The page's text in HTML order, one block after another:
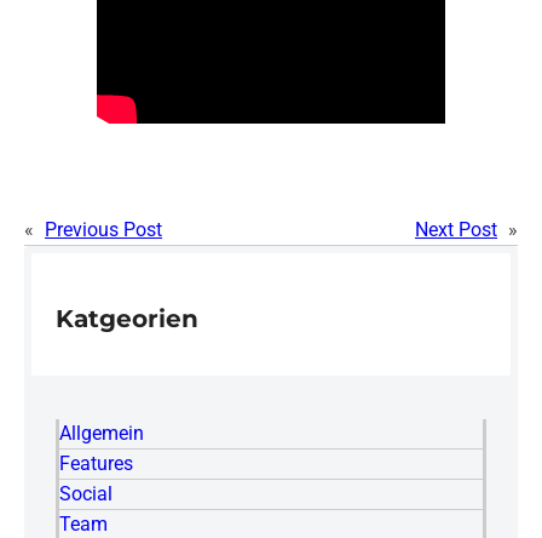
« Previous Post Next Post »
Katgeorien
Allgemein
Features
Social
Team